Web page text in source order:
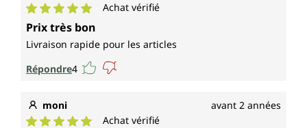
Note moyenne de 5 sur 5 étoiles
Achat vérifié
Prix très bon
Livraison rapide pour les articles
Répondre4
moni avant 2 années
Achat vérifié